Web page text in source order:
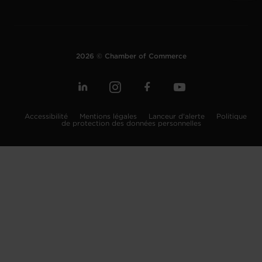
2026 © Chamber of Commerce
Accessibilité Mentions légales Lanceur d'alerte
Politique
de protection des données personnelles